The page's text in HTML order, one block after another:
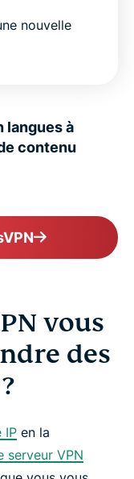
nouvelle
langues à
contenu
vous
des
IP en la
serveur VPN